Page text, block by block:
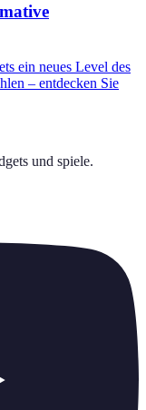
ein neues Level des
– entdecken Sie
und spiele.